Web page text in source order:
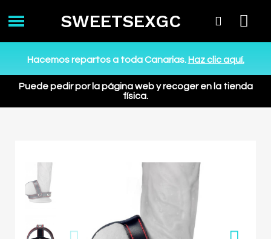
SWEETSEXGC
Hacemos repartos a toda Canarias.Haz clic aquí.
Puede pedir por la página web y recoger en la tienda
física.